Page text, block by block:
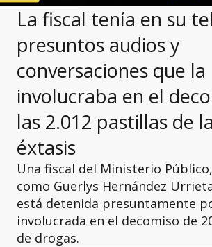
La fiscal tenía en su
presuntos audios y
conversaciones que la
involucraba en el
las 2.012 pastillas de
éxtasis
Una fiscal del Ministerio
como Guerlys Hernández
está detenida presuntamente
involucrada en el decomiso de
de drogas.